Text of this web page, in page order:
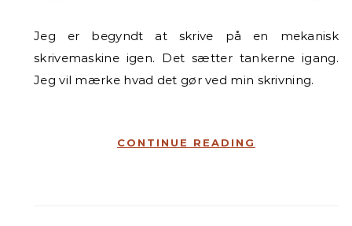
Jeg er begyndt at skrive på en mekanisk
skrivemaskine igen. Det sætter tankerne igang.
Jeg vil mærke hvad det gør ved min skrivning.
CONTINUE READING